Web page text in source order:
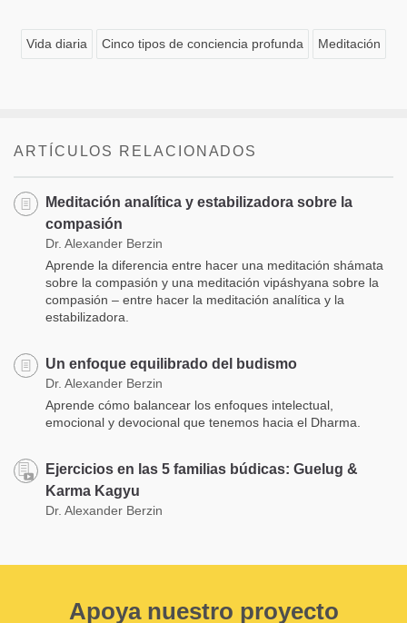
Vida diaria Cinco tipos de conciencia profunda Meditación
ARTÍCULOS RELACIONADOS
Meditación analítica y estabilizadora sobre la
compasión
Dr. Alexander Berzin
Aprende la diferencia entre hacer una meditación shámata
sobre la compasión y una meditación vipáshyana sobre la
compasión – entre hacer la meditación analítica y la
estabilizadora.
Un enfoque equilibrado del budismo
Dr. Alexander Berzin
Aprende cómo balancear los enfoques intelectual,
emocional y devocional que tenemos hacia el Dharma.
Ejercicios en las 5 familias búdicas: Guelug &
Karma Kagyu
Dr. Alexander Berzin
Apoya nuestro proyecto